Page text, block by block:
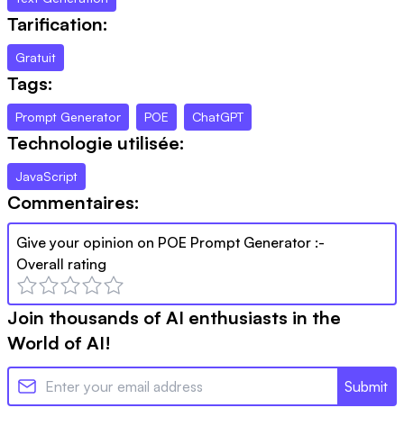
Tarification:
Gratuit
Tags:
Prompt Generator POE ChatGPT
Technologie utilisée:
JavaScript
Commentaires:
Give your opinion on POE Prompt Generator :-
Overall rating
Join thousands of AI enthusiasts in the
World of AI!
Submit